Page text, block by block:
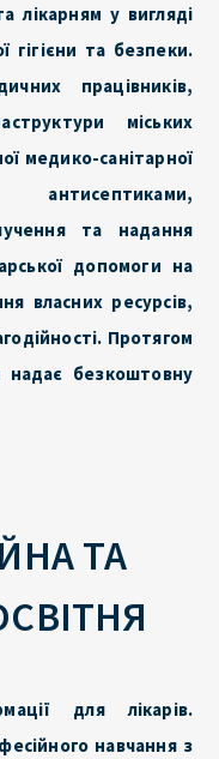
лікарням у вигляді
гігієни та безпеки.
працівників,
міських
медико-санітарної
та надання
допомоги на
власних ресурсів,
Протягом
надає безкоштовну
ТА
для лікарів.
навчання з